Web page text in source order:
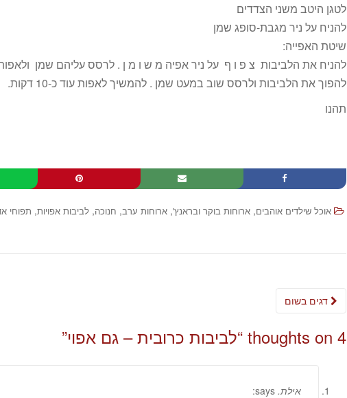
לטגן היטב משני הצדדים
להניח על ניר מגבת-סופג שמן
שיטת האפייה:
להניח את הלביבות צ פ ו ף על ניר אפיה מ ש ו מ ן . לרסס עליהם שמן ולאפות בחום 175
להפוך את הלביבות ולרסס שוב במעט שמן . להמשיך לאפות עוד כ-10 דקות.
תהנו
אוכל שילדים אוהבים, ארוחות בוקר ובראנץ', ארוחות ערב, חנוכה, לביבות אפויות, תפוחי
4 thoughts on “ לביבות כרובית – גם אפוי”
אילת. says: